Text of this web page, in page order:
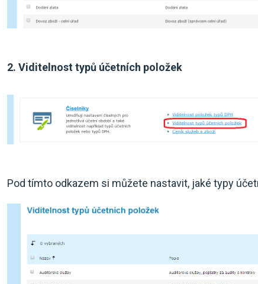
2. Viditelnost typů účetních položek
Pod tímto odkazem si můžete nastavit, jaké typy